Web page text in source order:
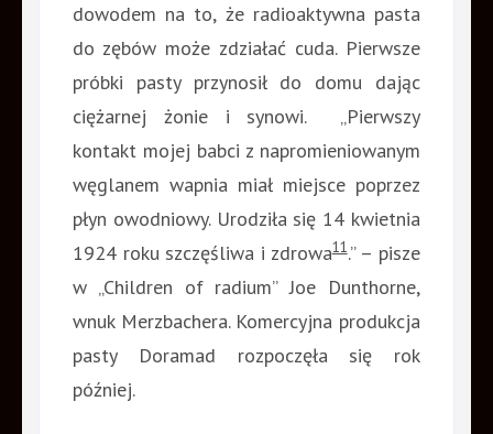
dowodem na to, że radioaktywna pasta
do zębów może zdziałać cuda. Pierwsze
próbki pasty przynosił do domu dając
ciężarnej żonie i synowi. „Pierwszy
kontakt mojej babci z napromieniowanym
węglanem wapnia miał miejsce poprzez
płyn owodniowy. Urodziła się 14 kwietnia
1924 roku szczęśliwa i zdrowa11.” – pisze
w „Children of radium” Joe Dunthorne,
wnuk Merzbachera. Komercyjna produkcja
pasty Doramad rozpoczęła się rok
później.